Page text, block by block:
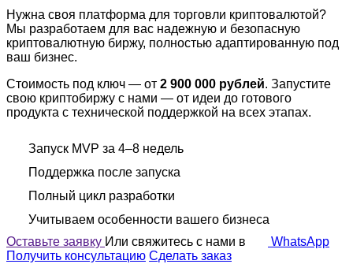
Нужна своя платформа для торговли криптовалютой?
Мы разработаем для вас надежную и безопасную
криптовалютную биржу, полностью адаптированную под
ваш бизнес.
Стоимость под ключ — от 2 900 000 рублей. Запустите
свою криптобиржу с нами — от идеи до готового
продукта с технической поддержкой на всех этапах.
Запуск MVP за 4–8 недель
Поддержка после запуска
Полный цикл разработки
Учитываем особенности вашего бизнеса
Оставьте заявку Или свяжитесь с нами в
WhatsApp
Получить консультацию Сделать заказ